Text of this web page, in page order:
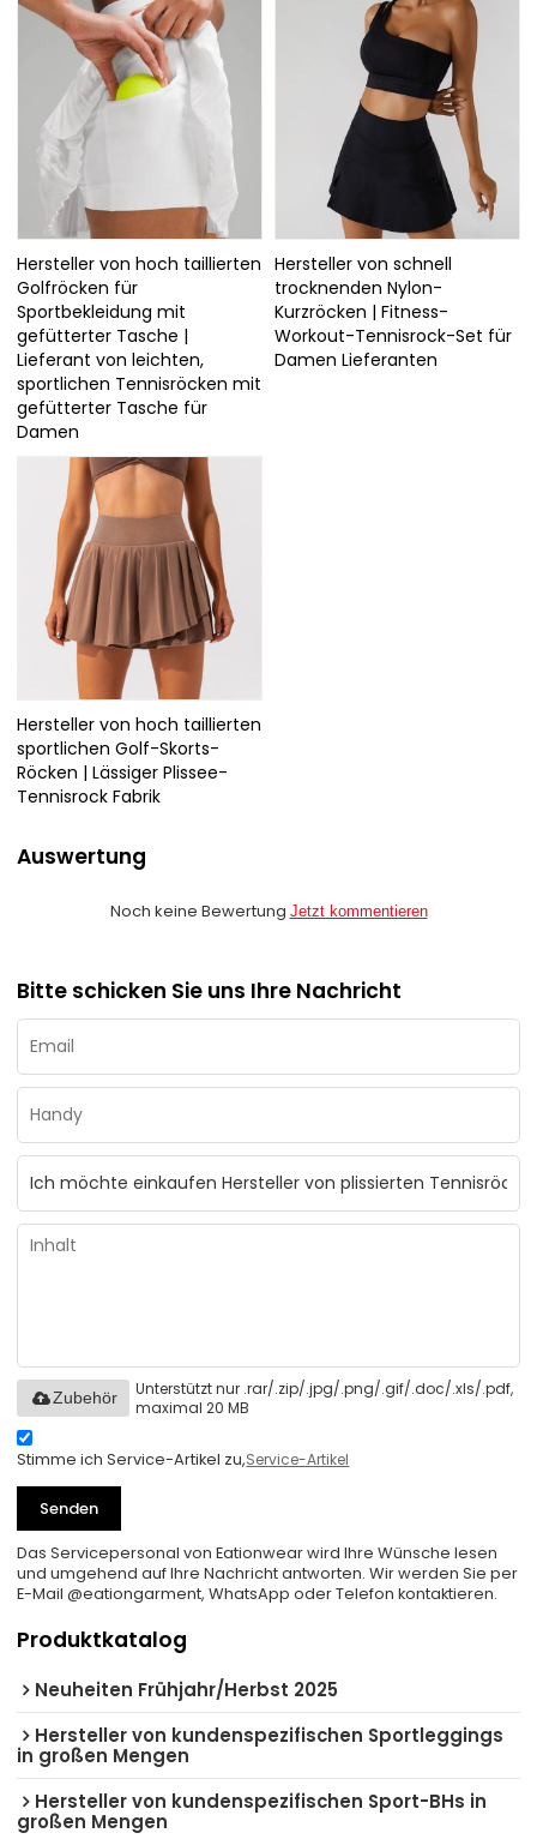
Hersteller von hoch taillierten
Golfröcken für
Sportbekleidung mit
gefütterter Tasche |
Lieferant von leichten,
sportlichen Tennisröcken mit
gefütterter Tasche für
Damen
Hersteller von schnell
trocknenden Nylon-
Kurzröcken | Fitness-
Workout-Tennisrock-Set für
Damen Lieferanten
Hersteller von hoch taillierten
sportlichen Golf-Skorts-
Röcken | Lässiger Plissee-
Tennisrock Fabrik
Auswertung
Noch keine Bewertung Jetzt kommentieren
Bitte schicken Sie uns Ihre Nachricht
Unterstützt nur .rar/.zip/.jpg/.png/.gif/.doc/.xls/.pdf,
maximal 20 MB
Zubehör
Stimme ich Service-Artikel zu,Service-Artikel
Senden
Das Servicepersonal von Eationwear wird Ihre Wünsche lesen
und umgehend auf Ihre Nachricht antworten. Wir werden Sie per
E-Mail @eationgarment, WhatsApp oder Telefon kontaktieren.
Produktkatalog
Neuheiten Frühjahr/Herbst 2025
Hersteller von kundenspezifischen Sportleggings
in großen Mengen
Hersteller von kundenspezifischen Sport-BHs in
großen Mengen